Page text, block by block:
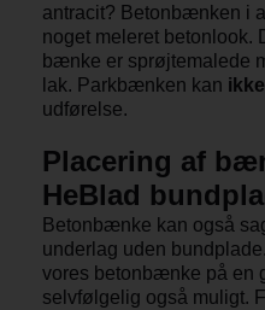
antracit? Betonbænken i
noget meleret betonlook.
bænke er sprøjtemalede
lak. Parkbænken kan ikke
udførelse.
Placering af
HeBlad
Betonbænke kan også
underlag uden
vores betonbænke på en
selvfølgelig også muligt.